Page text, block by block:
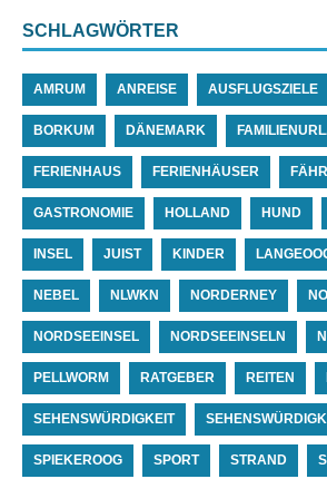
SCHLAGWÖRTER
AMRUM ANREISE AUSFLUGSZIELE
BORKUM DÄNEMARK
FERIENHAUS FERIENHÄUSER
GASTRONOMIE HOLLAND HUND
INSEL JUIST KINDER
NEBEL NLWKN NORDERNEY
NORDSEEINSEL NORDSEEINSELN
PELLWORM RATGEBER REITEN
SEHENSWÜRDIGKEIT
SPIEKEROOG SPORT STRAND